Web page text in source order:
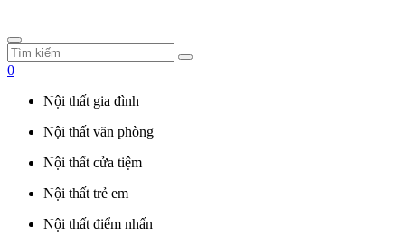
0
Nội thất gia đình
Nội thất văn phòng
Nội thất cửa tiệm
Nội thất trẻ em
Nội thất điểm nhấn